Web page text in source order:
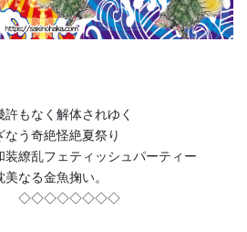
もなく解体されゆく
う奇絶怪絶夏祭り
装繚乱フェティッシュパーティー
なる金魚掬い。